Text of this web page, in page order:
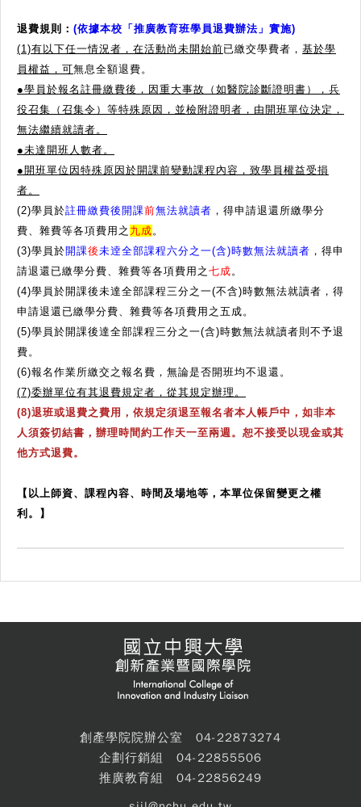
退費規則 ： (依據本校「推廣教育班學員退費辦法」實施)
(1)有以下任一情況者，在活動尚未開始前已繳交學費者， 基於學
員權益，可無息全額退費。
●學員於報名註冊繳費後，因重大事故（如醫院診斷證明書），兵
役召集（召集令）等特殊原因，並檢附證明者，由開班單位決定，
無法繼續就讀者。
●未達開班人數者。
● 開班單位因特殊原因於開課前變動課程內容，致學員權益受損
者。
(2)學員於註冊繳費後開課前無法就讀者 ，得申請退還所繳學分
費、雜費等各項費用之 九成。
(3)學員於開課後未逹全部課程六分之一(含)時數無法就讀者 ，得申
請退還已繳學分費、雜費等各項費用之 七成。
(4)學員於開課後未達全部課程三分之一(不含)時數無法就讀者，得
申請退還已繳學分費、雜費等各項費用之五成。
(5)學員於開課後達全部課程三分之一(含)時數無法就讀者則不予退
費。
(6)報名作業所繳交之報名費，無論是否開班均不退還。
(7)委辦單位有其退費規定者，從其規定辦理。
(8)退班或退費之費用，依規定須退至報名者本人帳戶中，如非本
人須簽切結書，辦理時間約工作天一至兩週。恕不接受以現金或其
他方式退費。
【以上師資、課程內容、時間及場地等，本單位保留變更之權
利。】
創產學院院辦公室 04-22873274
企劃行銷組 04-22855506
推廣教育組 04-22856249